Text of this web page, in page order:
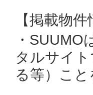
【掲載物
・
タルサイ
る等）こ